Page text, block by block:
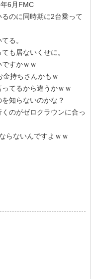
6月FMC
のに同時期に2台乗って
る。
も居ないくせに。
すかｗｗ
持ちさんかもｗ
てるから違うかｗｗ
知らないのかな？
のがゼロクラウンに合っ
らないんですよｗｗ